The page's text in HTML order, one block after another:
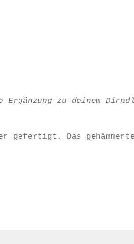
zu deinem
gefertigt. Das